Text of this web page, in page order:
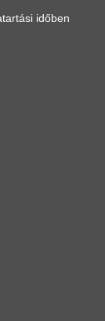
időben